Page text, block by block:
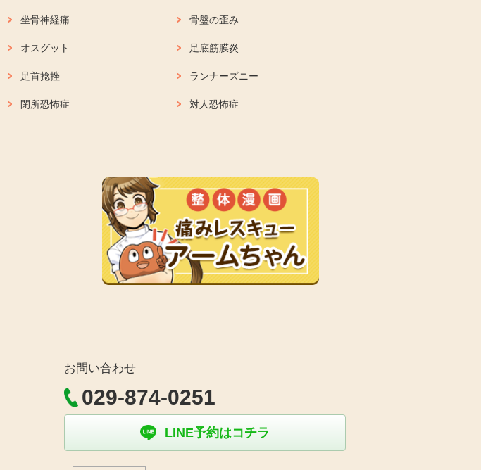
坐骨神経痛 骨盤の歪み
オスグット 足底筋膜炎
足首捻挫 ランナーズニー
閉所恐怖症 対人恐怖症
お問い合わせ
029-874-0251
LINE予約はコチラ